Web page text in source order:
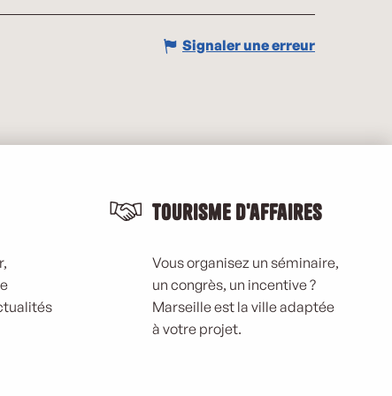
Signaler une erreur
Tourisme d'affaires
Vous organisez un séminaire,
un congrès, un incentive ?
Marseille est la ville adaptée
à votre projet.